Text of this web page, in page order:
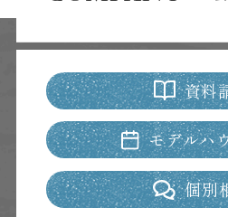
個人情報の管理について
ん等の防止に適切な対策を
当社が信頼に足ると判断し
委託することがあります。
た当社の利用目的達成のた
ります。
利用目的に関し保存の必要
資料
モデルハ
個別